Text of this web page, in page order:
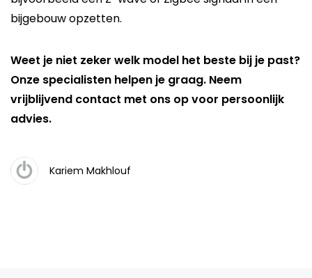
bijgebouw opzetten.
Weet je niet zeker welk model het beste bij je past?
Onze specialisten helpen je graag. Neem
vrijblijvend contact met ons opvoor persoonlijk
advies.
Kariem Makhlouf